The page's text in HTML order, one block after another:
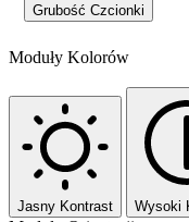
Grubość Czcionki
Moduły Kolorów
Jasny Kontrast Wysoki